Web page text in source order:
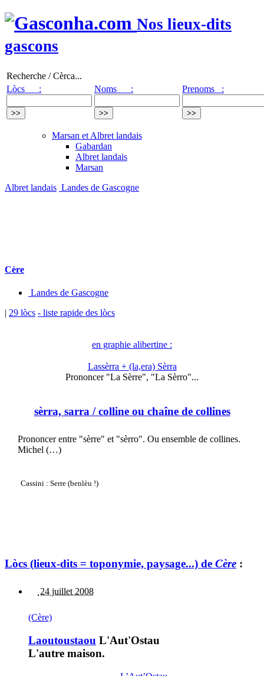
Nos lieux-dits
gascons
Recherche / Cèrca...
Lòcs :
Noms : Prenoms :
Marsan et Albret landais
Gabardan
Albret landais
Marsan
Albret landais Landes de Gascogne
Cère
Landes de Gascogne
| 29 lòcs - liste rapide des lòcs
en graphie alibertine :
Lassèrra + (la,era) Sèrra
Prononcer "La Sèrre", "La Sèrro"...
sèrra, sarra / colline ou chaîne de collines
Prononcer entre "sèrre" et "sèrro". Ou ensemble de collines.
Michel (…)
Cassini : Serre (benlèu !)
Lòcs (lieux-dits = toponymie, paysage...) de Cère :
24 juillet 2008
(Cère)
Laoutoustaou L'Aut'Ostau
L'autre maison.